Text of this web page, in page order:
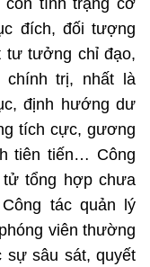
Du, TP. Hà Nội
Nghệ
lại thông tin từ
tình trạng cơ
đích, đối tượng
tư tưởng chỉ đạo,
chính trị, nhất là
định hướng dư
tích cực, gương
tiên tiến… Công
tổng hợp chưa
tác quản lý
viên thường
sự sâu sát, quyết